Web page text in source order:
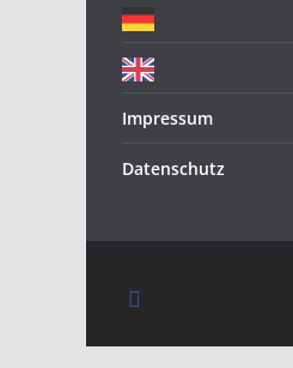
Impressum
Datenschutz